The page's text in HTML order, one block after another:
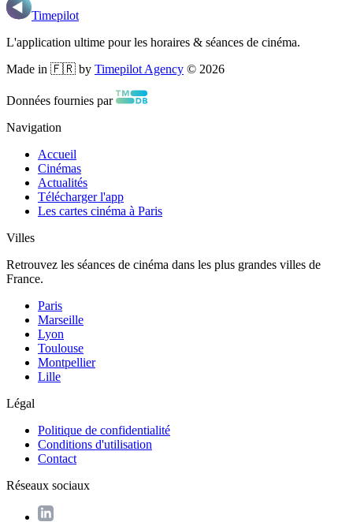
Timepilot
L'application ultime pour les horaires & séances de cinéma.
Made in 🇫🇷 by Timepilot Agency © 2026
Données fournies par
Navigation
Accueil
Cinémas
Actualités
Télécharger l'app
Les cartes cinéma à Paris
Villes
Retrouvez les séances de cinéma dans les plus grandes villes de
France.
Paris
Marseille
Lyon
Toulouse
Montpellier
Lille
Légal
Politique de confidentialité
Conditions d'utilisation
Contact
Réseaux sociaux